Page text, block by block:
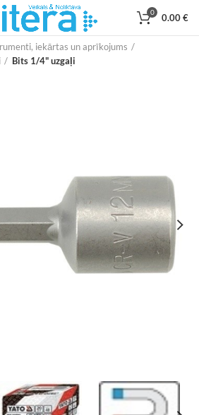
0 0.00€
iekārtas un aprīkojums
Bits 1/4" uzgaļi